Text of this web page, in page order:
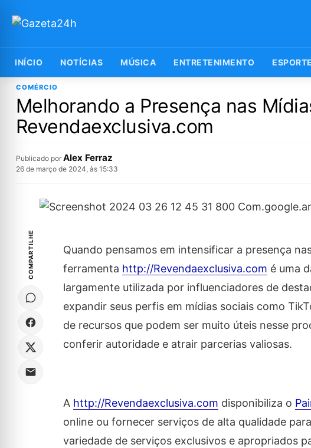
INÍCIO NOTÍCIAS MÚSICA ENTRETENIMENTO
COMÉRCIO
Melhorando a Presença nas
Revendaexclusiva.com
Publicado por Alex Ferraz
26 de março de 2024, às 15:33
COMPARTILHE
Quando pensamos em intensificar a presença
ferramenta http://Revendaexclusiva.com é uma
largamente utilizada por influenciadores de
expandir seus perfis em mídias sociais como
de recursos que podem ser muito úteis nesse
conferir autoridade e atrair parcerias valiosas.
A http://Revendaexclusiva.com disponibiliza o
online ou fornecer serviços de alta qualidade
variedade de serviços exclusivos e apropriados